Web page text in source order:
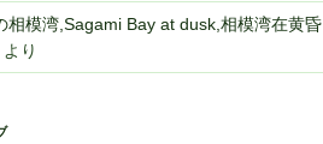
相模湾,Sagami Bay at dusk,相模湾在黄昏
より